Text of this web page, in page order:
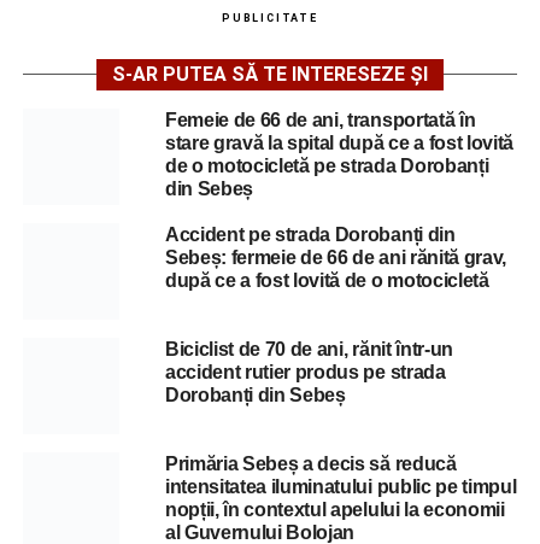
PUBLICITATE
S-AR PUTEA SĂ TE INTERESEZE ȘI
Femeie de 66 de ani, transportată în
stare gravă la spital după ce a fost lovită
de o motocicletă pe strada Dorobanți
din Sebeș
Accident pe strada Dorobanți din
Sebeș: fermeie de 66 de ani rănită grav,
după ce a fost lovită de o motocicletă
Biciclist de 70 de ani, rănit într-un
accident rutier produs pe strada
Dorobanți din Sebeș
Primăria Sebeș a decis să reducă
intensitatea iluminatului public pe timpul
nopții, în contextul apelului la economii
al Guvernului Bolojan